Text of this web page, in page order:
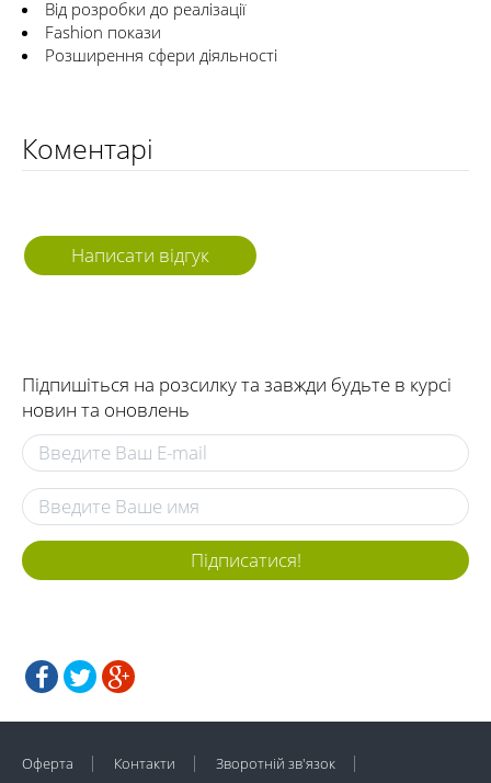
Від розробки до реалізації
Fashion покази
Розширення сфери діяльності
Коментарі
Написати відгук
Підпишіться на розсилку та завжди будьте в курсі
новин та оновлень
Підписатися!
Оферта Контакти
Зворотній зв'язок